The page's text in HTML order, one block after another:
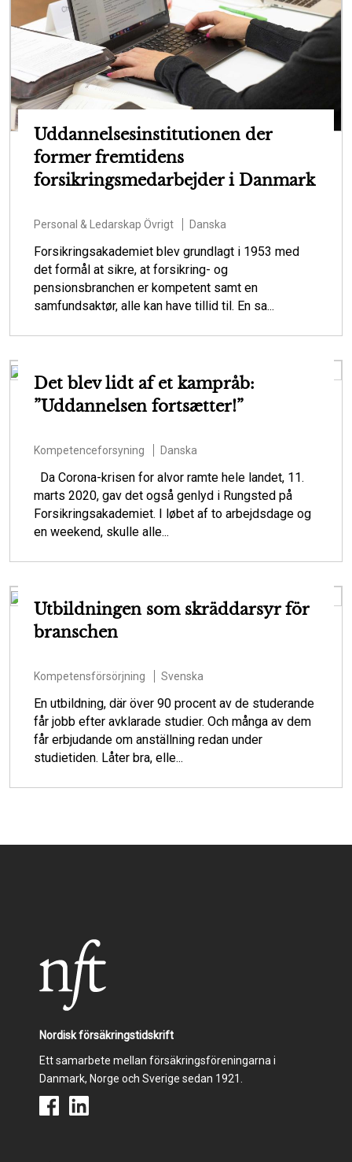
Uddannelsesinstitutionen der
former fremtidens
forsikringsmedarbejder i Danmark
Personal & Ledarskap Övrigt Danska
Forsikringsakademiet blev grundlagt i 1953 med
det formål at sikre, at forsikring- og
pensionsbranchen er kompetent samt en
samfundsaktør, alle kan have tillid til. En sa...
Det blev lidt af et kampråb:
”Uddannelsen fortsætter!”
Kompetenceforsyning Danska
Da Corona-krisen for alvor ramte hele landet, 11.
marts 2020, gav det også genlyd i Rungsted på
Forsikringsakademiet. I løbet af to arbejdsdage og
en weekend, skulle alle...
Utbildningen som skräddarsyr för
branschen
Kompetensförsörjning Svenska
En utbildning, där över 90 procent av de studerande
får jobb efter avklarade studier. Och många av dem
får erbjudande om anställning redan under
studietiden. Låter bra, elle...
Nordisk försäkringstidskrift
Ett samarbete mellan försäkringsföreningarna i
Danmark, Norge och Sverige sedan 1921.